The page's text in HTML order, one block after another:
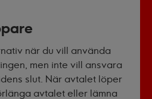
när du vill använda
men inte vill ansvara
slut. När avtalet löper
avtalet eller lämna